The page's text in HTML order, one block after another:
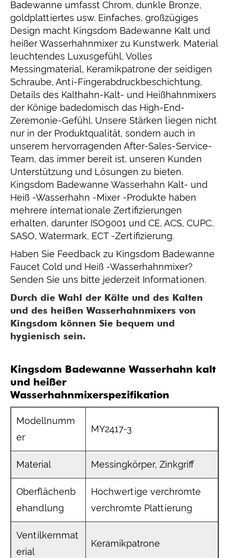
Badewanne umfasst Chrom, dunkle Bronze,
goldplattiertes usw. Einfaches, großzügiges
Design macht Kingsdom Badewanne Kalt und
heißer Wasserhahnmixer zu Kunstwerk. Material
leuchtendes Luxusgefühl, Volles
Messingmaterial, Keramikpatrone der seidigen
Schraube, Anti-Fingerabdruckbeschichtung,
Details des Kalthahn-Kalt- und Heißhahnmixers
der Könige badedomisch das High-End-
Zeremonie-Gefühl. Unsere Stärken liegen nicht
nur in der Produktqualität, sondern auch in
unserem hervorragenden After-Sales-Service-
Team, das immer bereit ist, unseren Kunden
Unterstützung und Lösungen zu bieten.
Kingsdom Badewanne Wasserhahn Kalt- und
Heiß -Wasserhahn -Mixer -Produkte haben
mehrere internationale Zertifizierungen
erhalten, darunter ISO9001 und CE, ACS, CUPC,
SASO, Watermark, ECT -Zertifizierung.
Haben Sie Feedback zu Kingsdom Badewanne
Faucet Cold und Heiß -Wasserhahnmixer?
Senden Sie uns bitte jederzeit Informationen.
Durch die Wahl der Kälte und des Kalten
und des heißen Wasserhahnmixers von
Kingsdom können Sie bequem und
hygienisch sein.
Kingsdom Badewanne Wasserhahn kalt
und heißer
Wasserhahnmixerspezifikation
Modellnumm
er
MY2417-3
Material Messingkörper, Zinkgriff
Oberflächenb
ehandlung
Hochwertige verchromte
verchromte Plattierung
Ventilkernmat
erial
Keramikpatrone